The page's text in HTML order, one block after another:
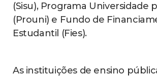
(Sisu), Programa Universidade
(Prouni) e Fundo de
Estudantil (Fies).
As instituições de ensino